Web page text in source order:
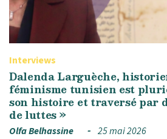
Interviews
Dalenda Larguèche,
féminisme tunisien est
son histoire et traversé par
de luttes »
Olfa Belhassine 25 mai 2026